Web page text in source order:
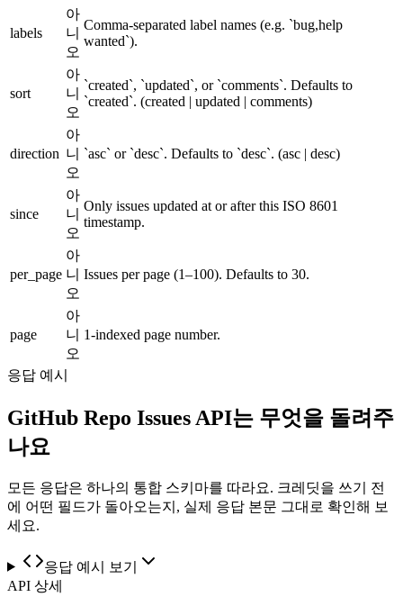
labels
아
니
오
Comma-separated label names (e.g. `bug,help
wanted`).
sort
아
니
오
`created`, `updated`, or `comments`. Defaults to
`created`. (created | updated | comments)
direction
아
니
오
`asc` or `desc`. Defaults to `desc`. (asc | desc)
since
아
니
오
Only issues updated at or after this ISO 8601
timestamp.
per_page
아
니
오
Issues per page (1–100). Defaults to 30.
page
아
니
오
1-indexed page number.
응답 예시
GitHub Repo Issues API는 무엇을 돌려주
나요
모든 응답은 하나의 통합 스키마를 따라요. 크레딧을 쓰기 전
에 어떤 필드가 돌아오는지, 실제 응답 본문 그대로 확인해 보
세요.
응답 예시 보기
API 상세